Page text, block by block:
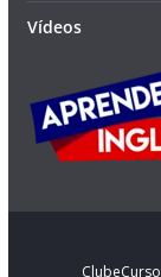
Vídeos
ClubeCurso